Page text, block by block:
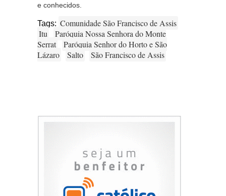
e conhecidos.
Tags: Comunidade São Francisco de Assis
Itu
Paróquia Nossa Senhora do Monte
Serrat
Paróquia Senhor do Horto e São
Lázaro
Salto São Francisco de Assis